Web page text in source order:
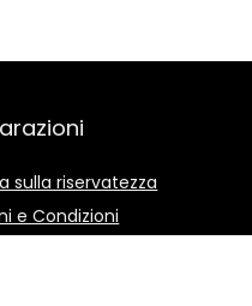
sulla riservatezza
e Condizioni